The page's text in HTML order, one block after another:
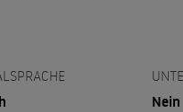
Nein